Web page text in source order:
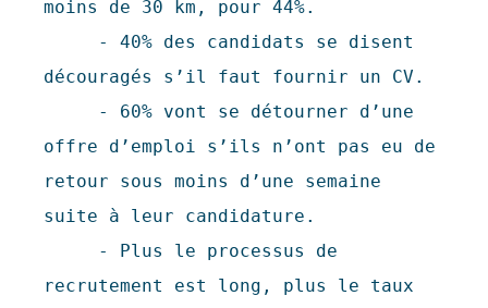
moins de 30 km, pour 44%.
découragés s’il faut fournir un CV.
offre d’emploi s’ils n’ont pas eu de
retour sous moins d’une semaine
suite à leur candidature.
recrutement est long, plus le taux